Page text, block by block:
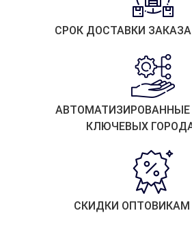
СРОК ДОСТАВКИ
КЛЮЧЕВЫХ
СКИДКИ ОПТОВИКАМ